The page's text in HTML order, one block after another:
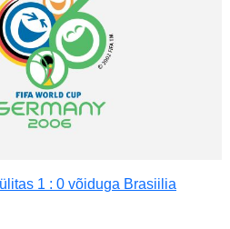
1 : 0 võiduga Brasiilia